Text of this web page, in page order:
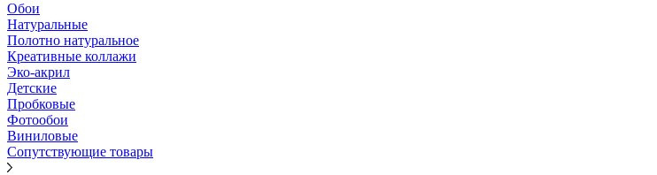
Обои
Натуральные
Полотно натуральное
Креативные коллажи
Эко-акрил
Детские
Пробковые
Фотообои
Виниловые
Сопутствующие товары